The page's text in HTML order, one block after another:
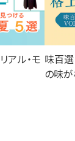
アル・モ 味百
の味が